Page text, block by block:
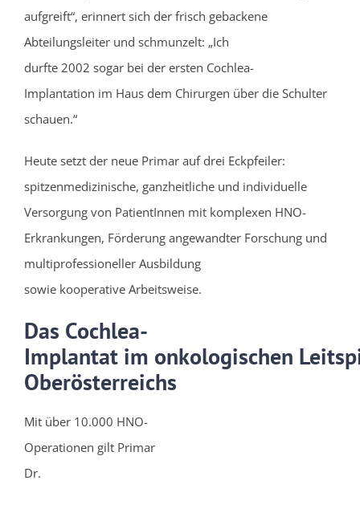
aufgreift“, erinnert sich der frisch gebackene
Abteilungsleiter und schmunzelt: „Ich
durfte 2002 sogar bei der ersten Cochlea-
Implantation im Haus dem Chirurgen über die Schulter
schauen.“
Heute setzt der neue Primar auf drei Eckpfeiler:
spitzenmedizinische, ganzheitliche und individuelle
Versorgung von PatientInnen mit komplexen HNO-
Erkrankungen, Förderung angewandter Forschung und
multiprofessioneller Ausbildung
sowie kooperative Arbeitsweise.
Das Cochlea-
Implantat im onkologischen
Oberösterreichs
Mit über 10.000 HNO-
Operationen gilt Primar
Dr.